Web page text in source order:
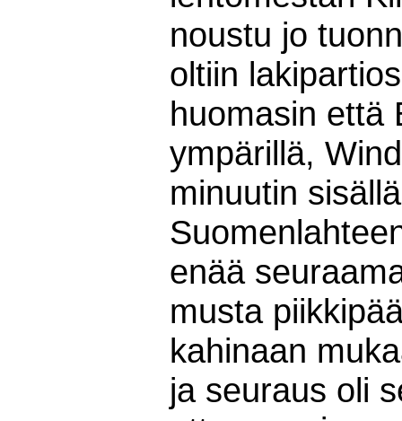
noustu jo
oltiin
huomasin että
ympärillä,
minuutin
enää
musta
kahinaan
ja seuraus oli